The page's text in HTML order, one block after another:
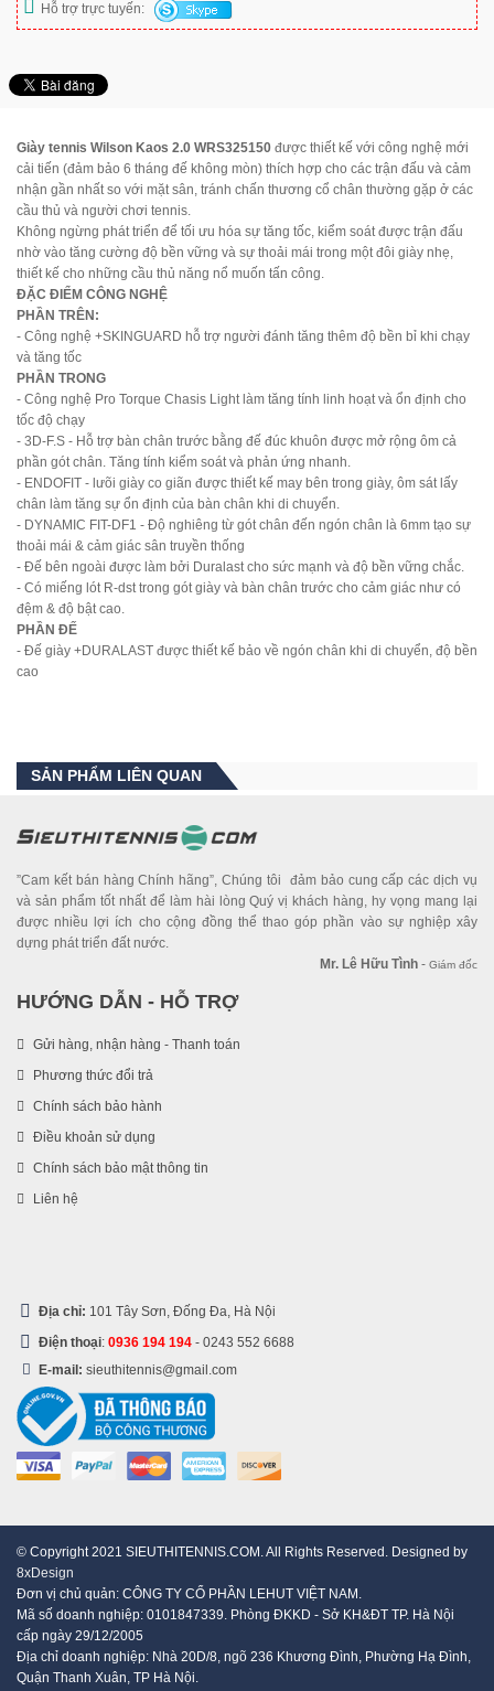
Hỗ trợ trực tuyến:
Giày tennis Wilson Kaos 2.0 WRS325150 được thiết kế với công nghệ mới
cải tiến (đảm bảo 6 tháng đế không mòn) thích hợp cho các trận đấu và cảm
nhận gần nhất so với mặt sân, tránh chấn thương cổ chân thường gặp ở các
cầu thủ và người chơi tennis.
Không ngừng phát triển để tối ưu hóa sự tăng tốc, kiểm soát được trận đấu
nhờ vào tăng cường độ bền vững và sự thoải mái trong một đôi giày nhẹ,
thiết kế cho những cầu thủ năng nổ muốn tấn công.
ĐẶC ĐIỂM CÔNG NGHỆ
PHẦN TRÊN:
- Công nghệ +SKINGUARD hỗ trợ người đánh tăng thêm độ bền bỉ khi chạy
và tăng tốc
PHẦN TRONG
- Công nghệ Pro Torque Chasis Light làm tăng tính linh hoạt và ổn định cho
tốc độ chạy
- 3D-F.S - Hỗ trợ bàn chân trước bằng đế đúc khuôn được mở rộng ôm cả
phần gót chân. Tăng tính kiểm soát và phản ứng nhanh.
- ENDOFIT - lưõi giày co giãn được thiết kế may bên trong giày, ôm sát lấy
chân làm tăng sự ổn định của bàn chân khi di chuyển.
- DYNAMIC FIT-DF1 - Độ nghiêng từ gót chân đến ngón chân là 6mm tạo sự
thoải mái & cảm giác sân truyền thống
- Đế bên ngoài được làm bởi Duralast cho sức mạnh và độ bền vững chắc.
- Có miếng lót R-dst trong gót giày và bàn chân trước cho cảm giác như có
đệm & độ bật cao.
PHẦN ĐẾ
- Đế giày +DURALAST được thiết kế bảo về ngón chân khi di chuyển, độ bền
cao
SẢN PHẨM LIÊN QUAN
”Cam kết bán hàng Chính hãng”, Chúng tôi đảm bảo cung cấp các dịch vụ
và sản phẩm tốt nhất để làm hài lòng Quý vị khách hàng, hy vọng mang lại
được nhiều lợi ích cho cộng đồng thể thao góp phần vào sự nghiệp xây
dựng phát triển đất nước.
Mr. Lê Hữu Tình - Giám đốc
HƯỚNG DẪN - HỖ TRỢ
Gửi hàng, nhận hàng - Thanh toán
Phương thức đổi trả
Chính sách bảo hành
Điều khoản sử dụng
Chính sách bảo mật thông tin
Liên hệ
Địa chỉ: 101 Tây Sơn, Đống Đa, Hà Nội
Điện thoại: 0936 194 194 - 0243 552 6688
E-mail: sieuthitennis@gmail.com
© Copyright 2021 SIEUTHITENNIS.COM. All Rights Reserved. Designed by
8xDesign
Đơn vị chủ quản: CÔNG TY CỔ PHẦN LEHUT VIỆT NAM.
Mã số doanh nghiệp: 0101847339. Phòng ĐKKD - Sở KH&ĐT TP. Hà Nội
cấp ngày 29/12/2005
Địa chỉ doanh nghiệp: Nhà 20D/8, ngõ 236 Khương Đình, Phường Hạ Đình,
Quận Thanh Xuân, TP Hà Nội.